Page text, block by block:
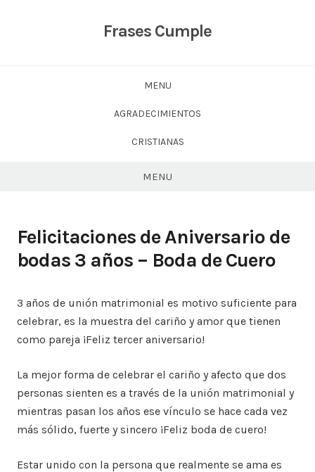
Frases Cumple
MENU
AGRADECIMIENTOS
CRISTIANAS
MENU
Felicitaciones de Aniversario de
bodas 3 años – Boda de Cuero
3 años de unión matrimonial es motivo suficiente para
celebrar, es la muestra del cariño y amor que tienen
como pareja ¡Feliz tercer aniversario!
La mejor forma de celebrar el cariño y afecto que dos
personas sienten es a través de la unión matrimonial y
mientras pasan los años ese vínculo se hace cada vez
más sólido, fuerte y sincero ¡Feliz boda de cuero!
Estar unido con la persona que realmente se ama es